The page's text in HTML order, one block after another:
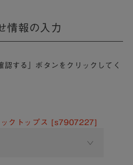
情報の入力
認する」ボタンをクリックしてく
ックトップス [s7907227]